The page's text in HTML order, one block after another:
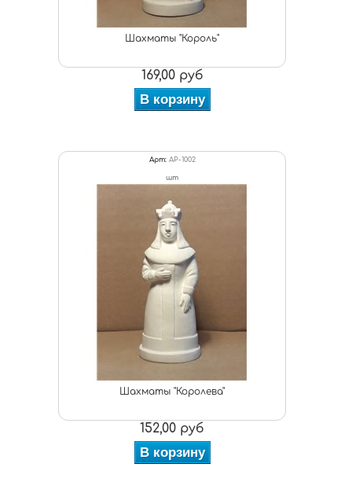
Шахматы "Король"
169,00 руб
В корзину
Арт: АР-1002
шт
Шахматы "Королева"
152,00 руб
В корзину